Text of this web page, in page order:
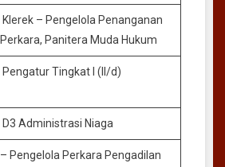
Klerek – Pengelola Penanganan
Perkara, Panitera Muda Hukum
Pengatur Tingkat I (II/d)
D3 Administrasi Niaga
– Pengelola Perkara Pengadilan